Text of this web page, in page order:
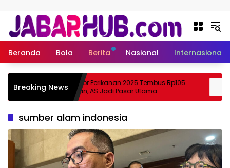
Beranda Bola Berita Nasional Internasional
Breaking NewsEkspor Perikanan 2025 Tembus Rp105
Triliun, AS Jadi Pasar Utama
sumber alam indonesia